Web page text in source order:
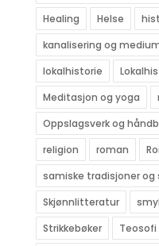
Healing
Helse
kanalisering og
lokalhistorie
Meditasjon og yoga
Oppslagsverk og
religion
roman
samiske tradisjoner og
Skjønnlitteratur
Strikkebøker
Teosofi